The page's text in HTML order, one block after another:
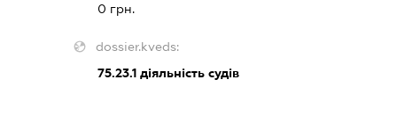
0 грн.
dossier.kveds:
75.23.1 діяльність судів